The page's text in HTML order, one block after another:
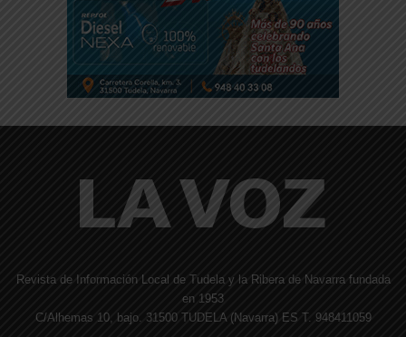
Revista de Información Local de Tudela y la Ribera de Navarra fundada
en 1953
C/Alhemas 10, bajo. 31500 TUDELA (Navarra) ES T. 948411059